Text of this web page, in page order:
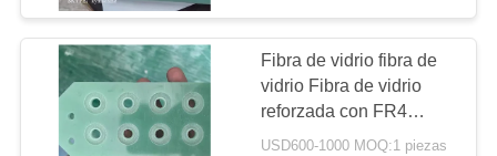
VISITA
FÁBRICA
Los materiales de
plástico para los
123
China fábrica China
productor China
Fibra de vidrio fibra de
vidrio Fibra de vidrio
reforzada con FR4
piezas mecánicas,
USD600-1000 MOQ:1 piezas